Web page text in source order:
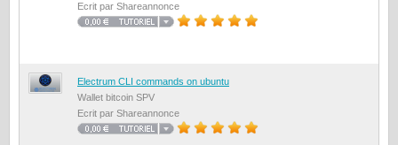
Ecrit par Shareannonce
Electrum CLI commands on ubuntu
Wallet bitcoin SPV
Ecrit par Shareannonce